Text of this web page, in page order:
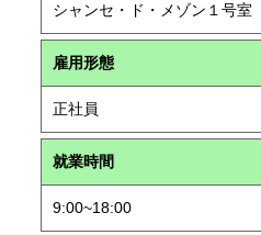
シャンセ・ド・メゾン１号室
雇用形態
正社員
就業時間
9:00~18:00